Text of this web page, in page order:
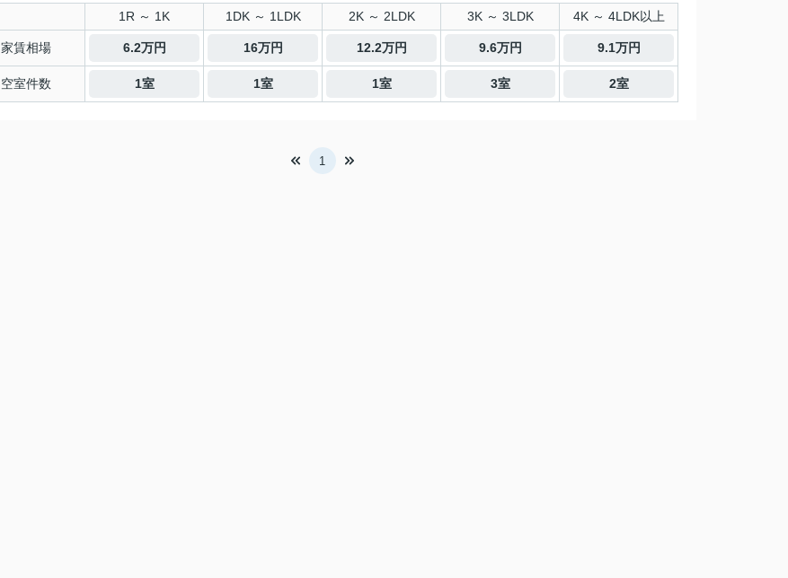
1R ～ 1K 1DK ～ 1LDK 2K ～ 2LDK 3K ～ 3LDK 4K ～ 4LDK以上
家賃相場 6.2万円 16万円 12.2万円 9.6万円 9.1万円
空室件数 1室 1室 1室 3室 2室
1